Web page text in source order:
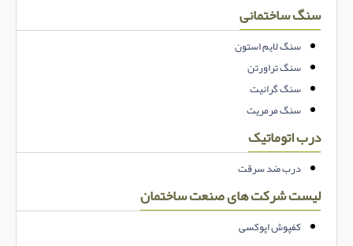
سنگ ساختمانی
سنگ لایم استون
سنگ تراورتن
سنگ گرانیت
سنگ مرمریت
درب اتوماتیک
درب ضد سرقت
لیست شرکت های صنعت ساختمان
کفپوش اپوکسی